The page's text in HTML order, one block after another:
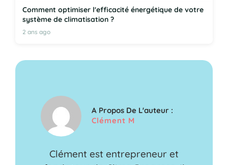
Comment optimiser l'efficacité énergétique de votre
système de climatisation ?
2 ans ago
A Propos De L'auteur :
Clément M
Clément est entrepreneur et